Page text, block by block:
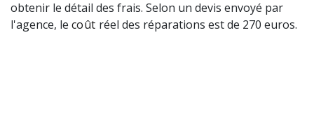
obtenir le détail des frais. Selon un devis envoyé par
l'agence, le coût réel des réparations est de 270 euros.